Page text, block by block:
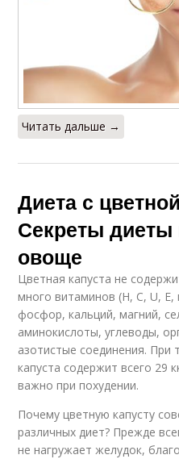
Читать дальше →
Диета с
Секреты диеты
овоще
Цветная капуста не
много витаминов (Н, С, U, Е,
фосфор, кальций, магний,
аминокислоты, углеводы,
азотистые соединения. При
капуста содержит всего 29
важно при похудении.
Почему цветную капусту
различных диет? Прежде
не нагружает желудок,